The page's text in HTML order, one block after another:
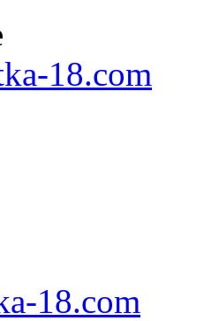
18.com
18.com